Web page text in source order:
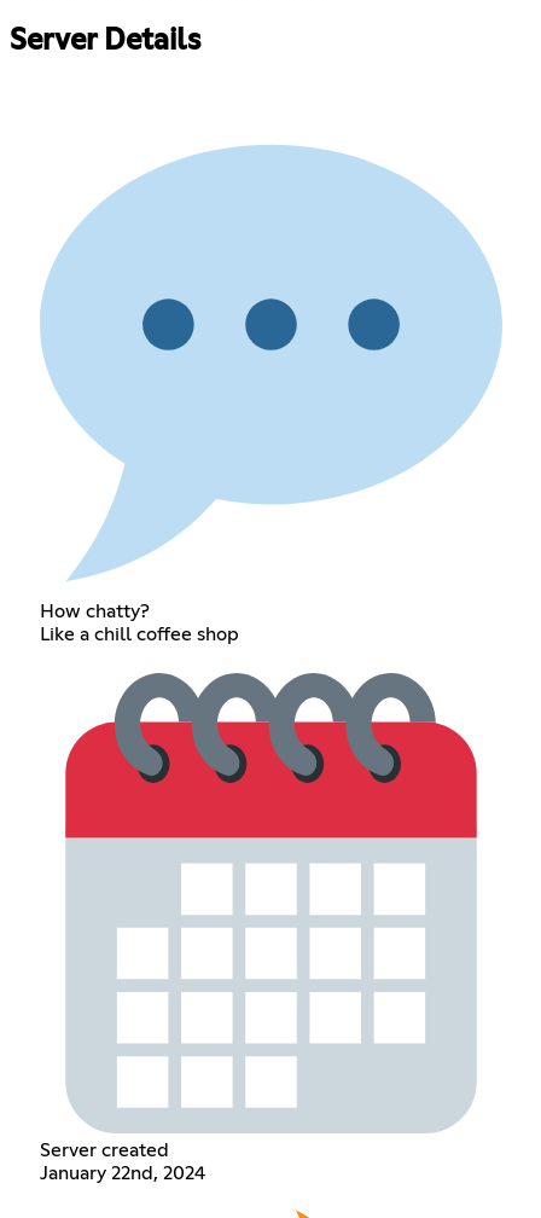
Server Details
How chatty?
Like a chill coffee shop
Server created
January 22nd, 2024